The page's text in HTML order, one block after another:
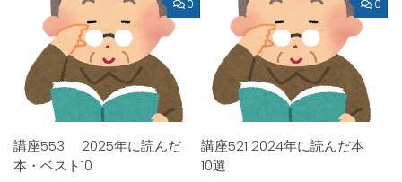
0
講座553 2025年に読んだ
本・ベスト10
0
講座521 2024年に読んだ本
10選